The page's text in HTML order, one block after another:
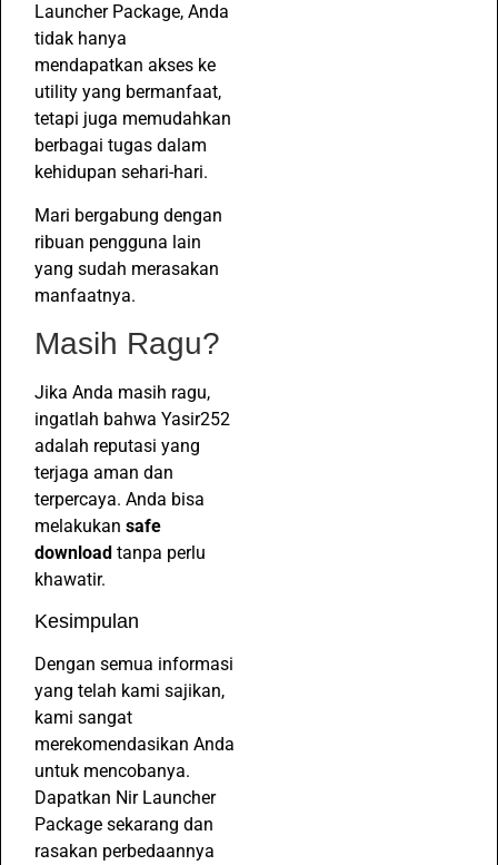
Launcher Package, Anda
tidak hanya
mendapatkan akses ke
utility yang bermanfaat,
tetapi juga memudahkan
berbagai tugas dalam
kehidupan sehari-hari.
Mari bergabung dengan
ribuan pengguna lain
yang sudah merasakan
manfaatnya.
Masih Ragu?
Jika Anda masih ragu,
ingatlah bahwa Yasir252
adalah reputasi yang
terjaga aman dan
terpercaya. Anda bisa
melakukan safe
download tanpa perlu
khawatir.
Kesimpulan
Dengan semua informasi
yang telah kami sajikan,
kami sangat
merekomendasikan Anda
untuk mencobanya.
Dapatkan Nir Launcher
Package sekarang dan
rasakan perbedaannya